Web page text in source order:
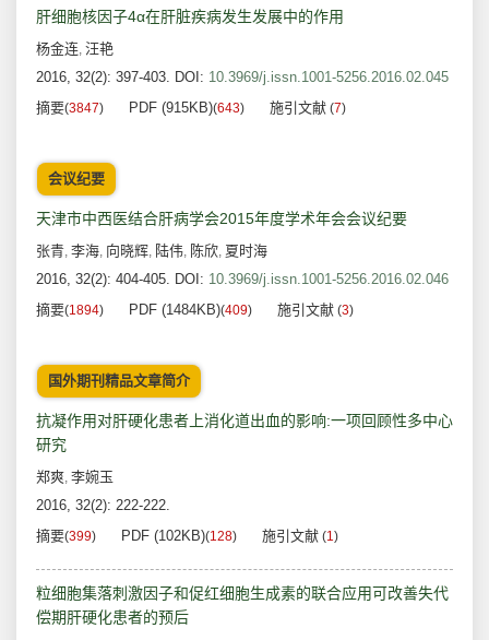
肝细胞核因子4α在肝脏疾病发生发展中的作用
杨金连, 汪艳
2016, 32(2): 397-403. DOI: 10.3969/j.issn.1001-5256.2016.02.045
摘要(3847) PDF (915KB)(643) 施引文献 (7)
会议纪要
天津市中西医结合肝病学会2015年度学术年会会议纪要
张青, 李海, 向晓辉, 陆伟, 陈欣, 夏时海
2016, 32(2): 404-405. DOI: 10.3969/j.issn.1001-5256.2016.02.046
摘要(1894) PDF (1484KB)(409) 施引文献 (3)
国外期刊精品文章简介
抗凝作用对肝硬化患者上消化道出血的影响:一项回顾性多中心
研究
郑爽, 李婉玉
2016, 32(2): 222-222.
摘要(399) PDF (102KB)(128) 施引文献 (1)
粒细胞集落刺激因子和促红细胞生成素的联合应用可改善失代
偿期肝硬化患者的预后